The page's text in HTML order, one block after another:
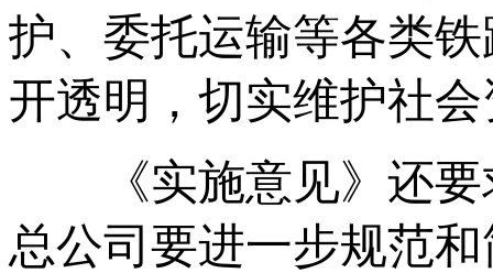
护、委托运输等各类
开透明，切实维护社
《实施意见》还要
总公司要进一步规范